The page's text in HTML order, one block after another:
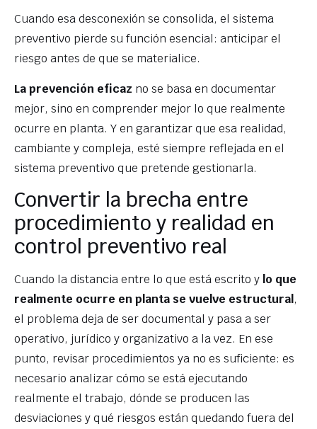
Cuando esa desconexión se consolida, el sistema
preventivo pierde su función esencial: anticipar el
riesgo antes de que se materialice.
La prevención eficaz no se basa en documentar
mejor, sino en comprender mejor lo que realmente
ocurre en planta. Y en garantizar que esa realidad,
cambiante y compleja, esté siempre reflejada en el
sistema preventivo que pretende gestionarla.
Convertir la brecha entre
procedimiento y realidad en
control preventivo real
Cuando la distancia entre lo que está escrito y lo que
realmente ocurre en planta se vuelve estructural ,
el problema deja de ser documental y pasa a ser
operativo, jurídico y organizativo a la vez. En ese
punto, revisar procedimientos ya no es suficiente: es
necesario analizar cómo se está ejecutando
realmente el trabajo, dónde se producen las
desviaciones y qué riesgos están quedando fuera del